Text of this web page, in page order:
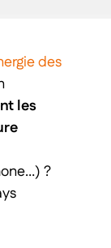
des
les
?